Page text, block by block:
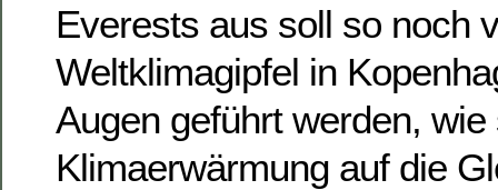
Everests aus soll so noch
Weltklimagipfel in
Augen geführt werden, wie
Klimaerwärmung auf die